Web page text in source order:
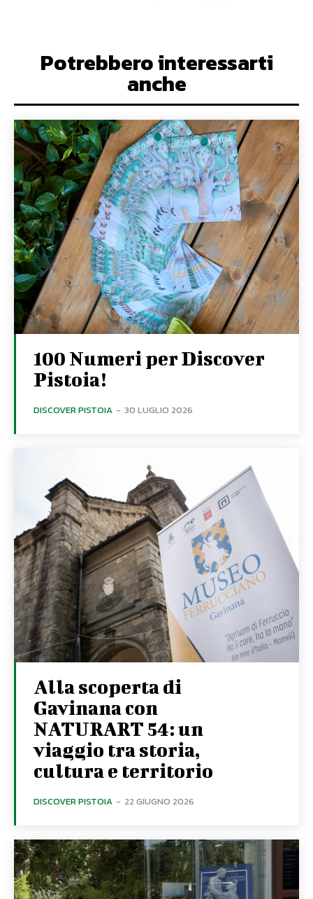
Potrebbero interessarti
anche
100 Numeri per Discover
Pistoia!
DISCOVER PISTOIA - 30 LUGLIO 2026
Alla scoperta di
Gavinana con
NATURART 54: un
viaggio tra storia,
cultura e territorio
DISCOVER PISTOIA - 22 GIUGNO 2026